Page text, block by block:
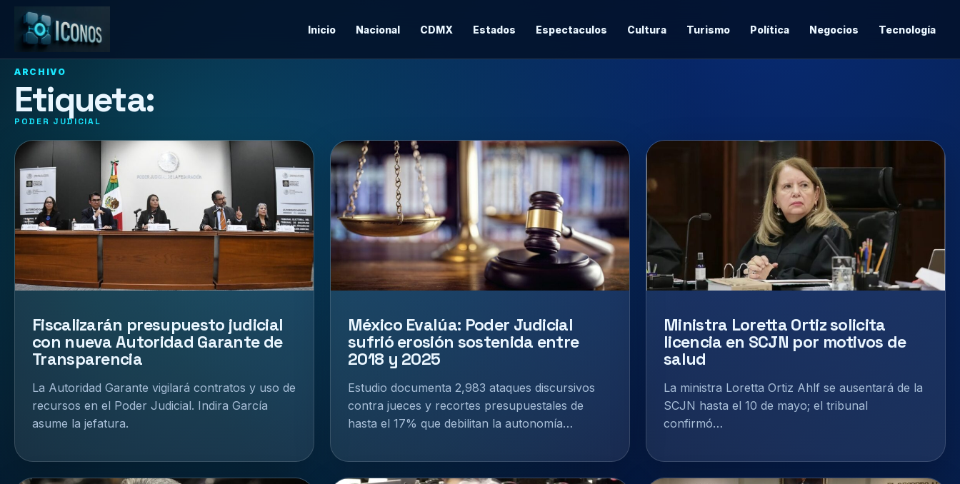
Inicio Nacional CDMX Estados Espectaculos Cultura Turismo Política Negocios Tecnología
ARCHIVO
Etiqueta:
PODER JUDICIAL
Fiscalizarán presupuesto judicial
con nueva Autoridad Garante de
Transparencia
La Autoridad Garante vigilará contratos y uso de
recursos en el Poder Judicial. Indira García
asume la jefatura.
México Evalúa: Poder Judicial
sufrió erosión sostenida entre
2018 y 2025
Estudio documenta 2,983 ataques discursivos
contra jueces y recortes presupuestales de
hasta el 17% que debilitan la autonomía…
Ministra Loretta Ortiz solicita
licencia en SCJN por motivos de
salud
La ministra Loretta Ortiz Ahlf se ausentará de la
SCJN hasta el 10 de mayo; el tribunal
confirmó…